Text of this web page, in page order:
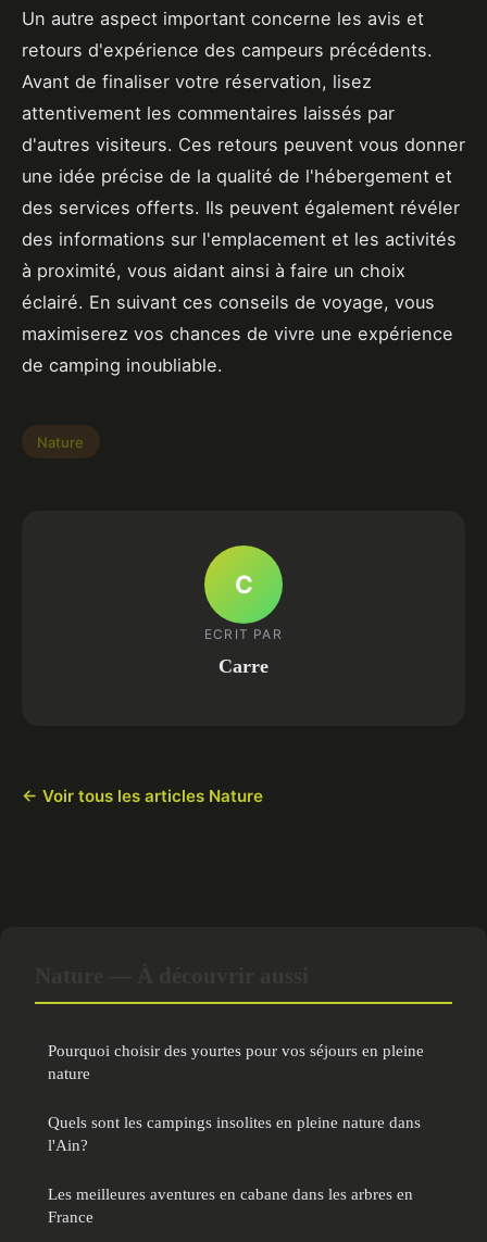
Un autre aspect important concerne les avis et
retours d'expérience des campeurs précédents.
Avant de finaliser votre réservation, lisez
attentivement les commentaires laissés par
d'autres visiteurs. Ces retours peuvent vous donner
une idée précise de la qualité de l'hébergement et
des services offerts. Ils peuvent également révéler
des informations sur l'emplacement et les activités
à proximité, vous aidant ainsi à faire un choix
éclairé. En suivant ces conseils de voyage, vous
maximiserez vos chances de vivre une expérience
de camping inoubliable.
Nature
C
ECRIT PAR
Carre
← Voir tous les articles Nature
Pourquoi choisir des yourtes pour vos séjours en pleine
nature
Quels sont les campings insolites en pleine nature dans
l'Ain?
Les meilleures aventures en cabane dans les arbres en
France